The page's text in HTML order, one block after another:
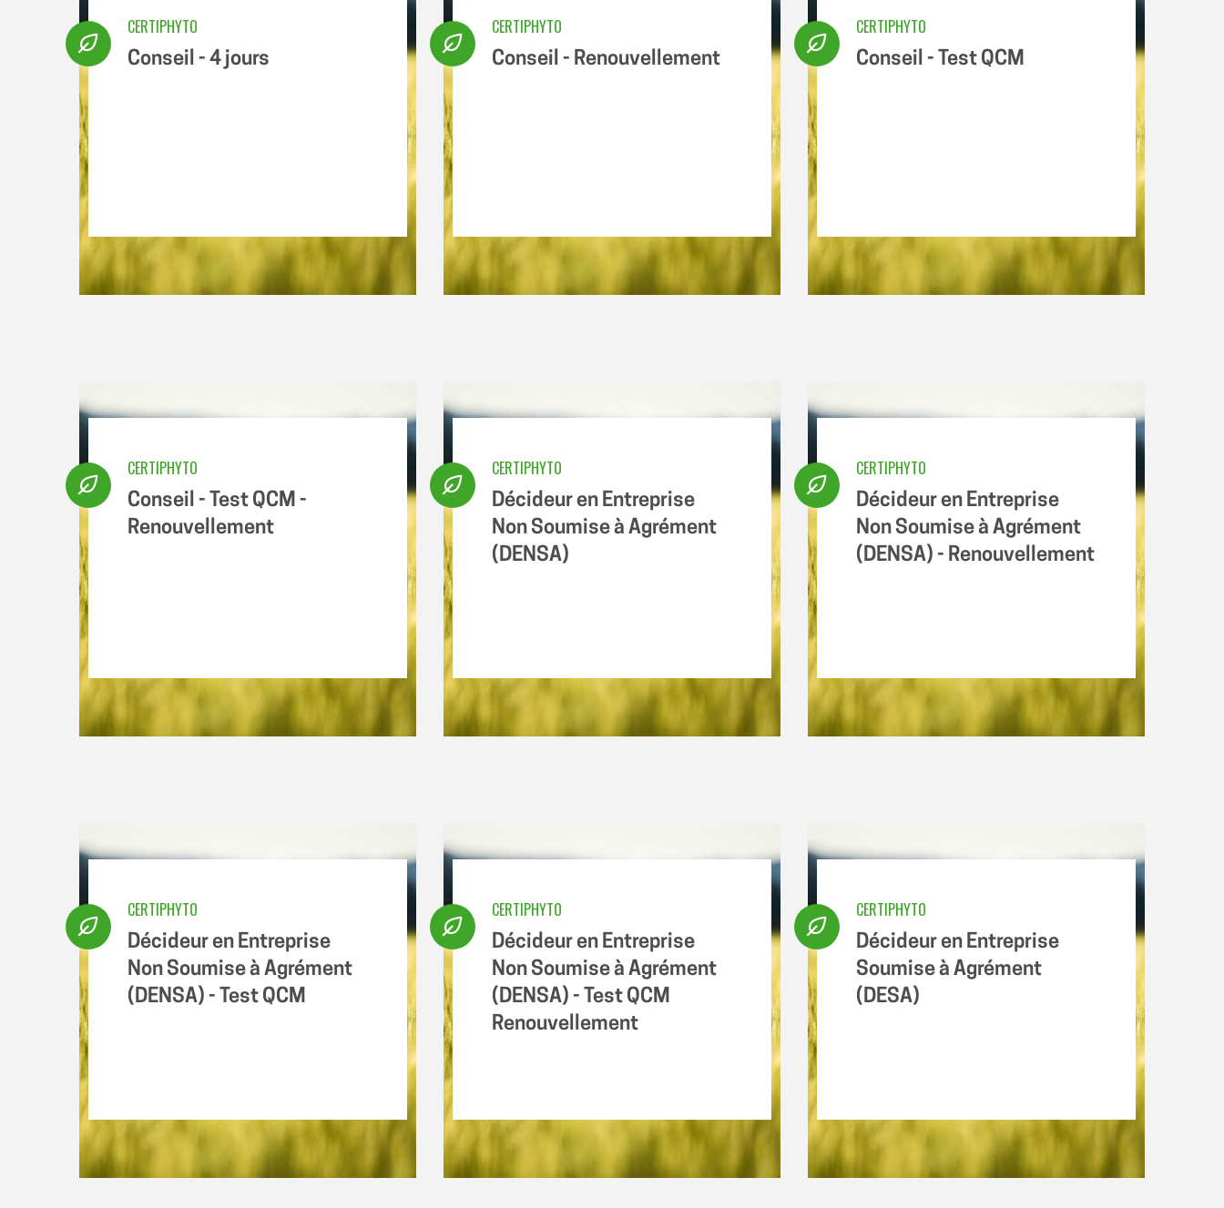
CERTIPHYTO
Conseil - 4 jours
CERTIPHYTO
Conseil - Renouvellement
CERTIPHYTO
Conseil - Test QCM
CERTIPHYTO
Conseil - Test QCM -
Renouvellement
CERTIPHYTO
Décideur en Entreprise
Non Soumise à Agrément
(DENSA)
CERTIPHYTO
Décideur en Entreprise
Non Soumise à Agrément
(DENSA) - Renouvellement
CERTIPHYTO
Décideur en Entreprise
Non Soumise à Agrément
(DENSA) - Test QCM
CERTIPHYTO
Décideur en Entreprise
Non Soumise à Agrément
(DENSA) - Test QCM
Renouvellement
CERTIPHYTO
Décideur en Entreprise
Soumise à Agrément
(DESA)